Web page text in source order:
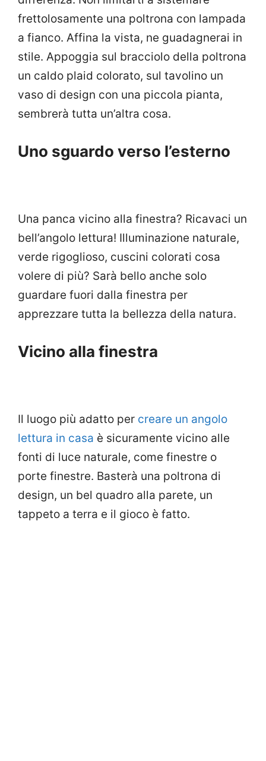
frettolosamente una poltrona con lampada
a fianco. Affina la vista, ne guadagnerai in
stile. Appoggia sul bracciolo della poltrona
un caldo plaid colorato, sul tavolino un
vaso di design con una piccola pianta,
sembrerà tutta un’altra cosa.
Uno sguardo verso l’esterno
Una panca vicino alla finestra? Ricavaci un
bell’angolo lettura! Illuminazione naturale,
verde rigoglioso, cuscini colorati cosa
volere di più? Sarà bello anche solo
guardare fuori dalla finestra per
apprezzare tutta la bellezza della natura.
Vicino alla finestra
Il luogo più adatto per creare un angolo
lettura in casa è sicuramente vicino alle
fonti di luce naturale, come finestre o
porte finestre. Basterà una poltrona di
design, un bel quadro alla parete, un
tappeto a terra e il gioco è fatto.